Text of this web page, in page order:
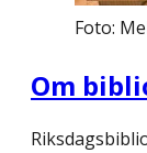
Foto:
Om